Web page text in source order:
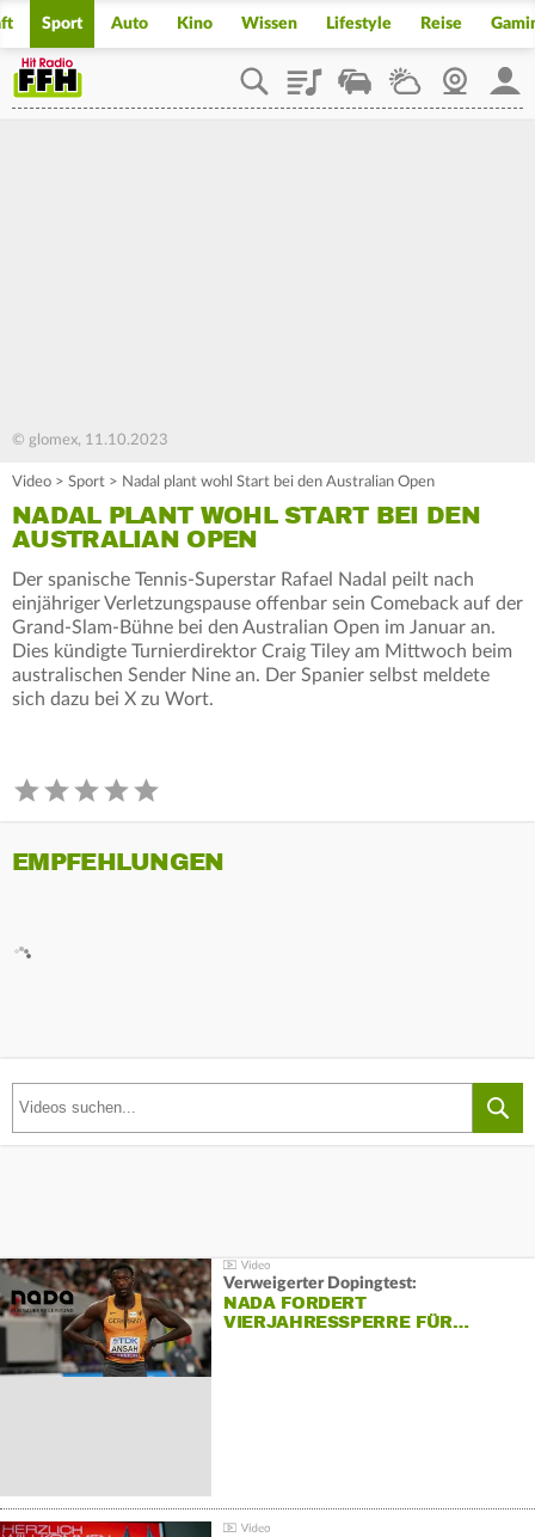
Sport Auto Kino Wissen Lifestyle Reise
PlaylistStaupilotWetterWebcam
© glomex, 11.10.2023
Video > Sport > Nadal plant wohl Start bei den Australian Open
NADAL PLANT WOHL START BEI DEN
AUSTRALIAN OPEN
Der spanische Tennis-Superstar Rafael Nadal peilt nach
einjähriger Verletzungspause offenbar sein Comeback auf der
Grand-Slam-Bühne bei den Australian Open im Januar an.
Dies kündigte Turnierdirektor Craig Tiley am Mittwoch beim
australischen Sender Nine an. Der Spanier selbst meldete
sich dazu bei X zu Wort.
EMPFEHLUNGEN
Verweigerter Dopingtest:
NADA FORDERT
VIERJAHRESSPERRE FÜR…